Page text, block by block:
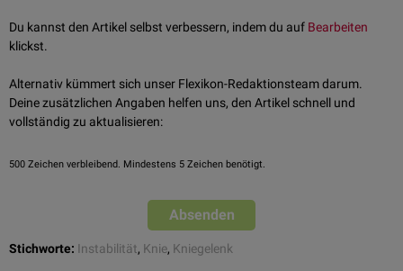
Operativ kann eine Rekonstruktion der insuffizienten Bandstrukturen
versucht werden.
Du kannst den Artikel selbst verbessern, indem du auf Bearbeiten
klickst.
Alternativ kümmert sich unser Flexikon-Redaktionsteam darum.
Deine zusätzlichen Angaben helfen uns, den Artikel schnell und
vollständig zu aktualisieren:
500 Zeichen verbleibend. Mindestens 5 Zeichen benötigt.
Absenden
Stichworte: Instabilität, Knie, Kniegelenk